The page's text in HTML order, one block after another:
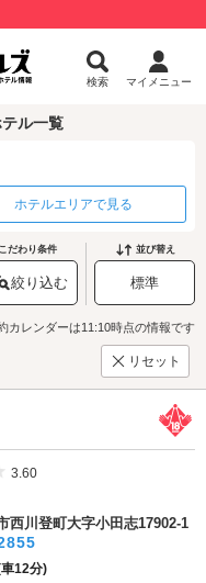
検索 マイメニュー
ル一覧
ホテルエリアで見る
こだわり条件
絞り込む
並び替え
標準
カレンダーは11:10時点の情報です
リセット
5つ星のうち3.5
3.60
西川登町大字小田志17902-1
12分)